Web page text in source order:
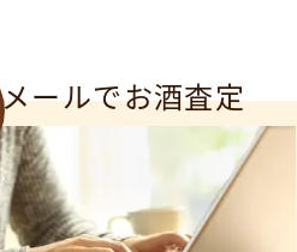
メールでお酒査定